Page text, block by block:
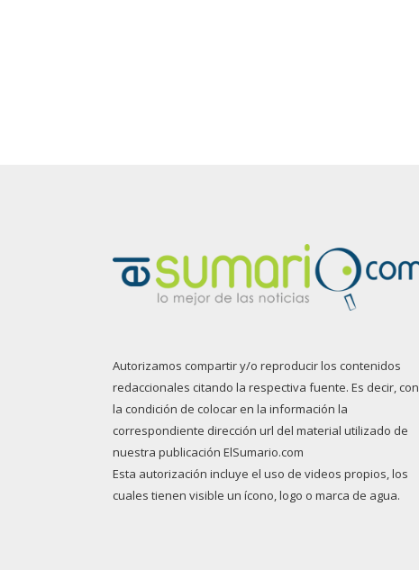
Autorizamos compartir y/o reproducir los contenidos
redaccionales citando la respectiva fuente. Es decir, con
la condición de colocar en la información la
correspondiente dirección url del material utilizado de
nuestra publicación ElSumario.com
Esta autorización incluye el uso de videos propios, los
cuales tienen visible un ícono, logo o marca de agua.